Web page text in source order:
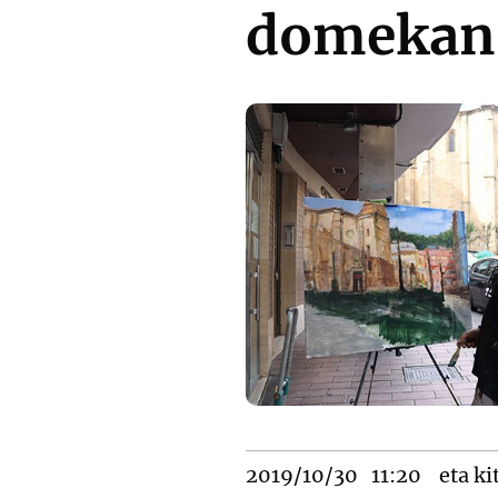
domekan
2019/10/30 11:20 eta